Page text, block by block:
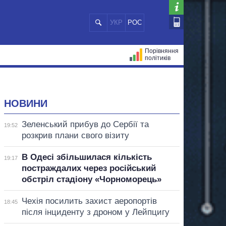
УКР РОС
Порівняння
політиків
НОВИНИ
19:52
Зеленський прибув до Сербії та
розкрив плани свого візиту
19:17
В Одесі збільшилася кількість
постраждалих через російський
обстріл стадіону «Чорноморець»
18:45
Чехія посилить захист аеропортів
після інциденту з дроном у Лейпцигу